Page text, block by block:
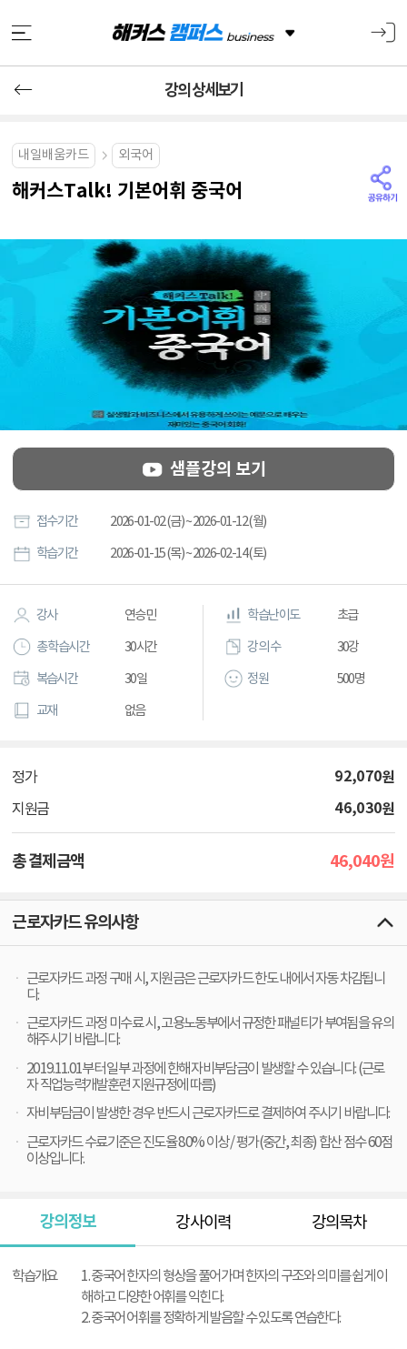
강의 상세보기
내일배움카드 외국어
해커스Talk! 기본어휘 중국어
샘플강의 보기
접수기간 2026-01-02 (금) ~ 2026-01-12 (월)
학습기간 2026-01-15 (목) ~ 2026-02-14 (토)
강사 연승민
총 학습시간 30시간
복습시간 30일
교재 없음
학습난이도 초급
강의 수 30강
정원 500명
정가 92,070원
지원금 46,030원
총 결제금액 46,040원
근로자카드 유의사항
근로자카드 과정 구매 시, 지원금은 근로자카드 한도 내에서 자동 차감됩니
다.
근로자카드 과정 미수료 시, 고용노동부에서 규정한 패널티가 부여됨을 유의
해주시기 바랍니다.
2019.11.01부터 일부 과정에 한해 자비부담금이 발생할 수 있습니다. (근로
자 직업능력개발훈련 지원규정에 따름)
자비부담금이 발생한 경우 반드시 근로자카드로 결제하여 주시기 바랍니다.
근로자카드 수료기준은 진도율 80% 이상 / 평가(중간, 최종) 합산 점수 60점
이상입니다.
강의정보 강사이력 강의목차
학습개요
1. 중국어 한자의 형상을 풀어가며 한자의 구조와 의미를 쉽게 이
해하고 다양한 어휘를 익힌다.
2. 중국어 어휘를 정확하게 발음할 수 있도록 연습한다.